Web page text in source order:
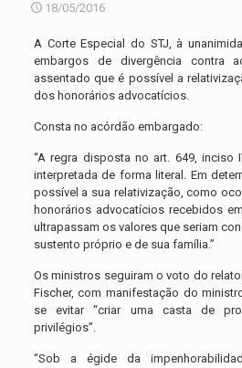
18/05/2016
A Corte Especial do STJ, à
embargos de divergência contra
assentado que é possível a
dos honorários advocatícios.
Consta no acórdão embargado:
“A regra disposta no art. 649, inciso
interpretada de forma literal. Em
possível a sua relativização, como
honorários advocatícios recebidos
ultrapassam os valores que seriam
sustento próprio e de sua família.”
Os ministros seguiram o voto do
Fischer, com manifestação do
se evitar “criar uma casta de
privilégios”.
“Sob a égide da